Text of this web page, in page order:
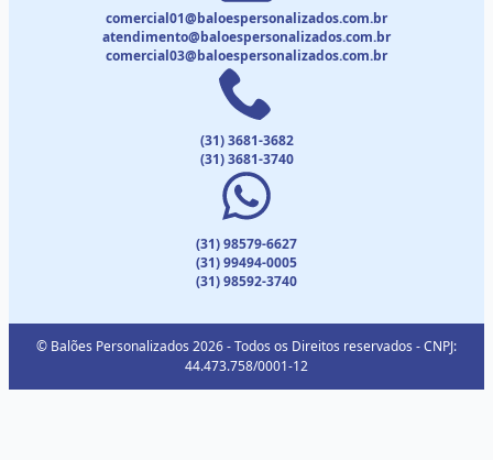
comercial01@baloespersonalizados.com.br
atendimento@baloespersonalizados.com.br
comercial03@baloespersonalizados.com.br
(31) 3681-3682
(31) 3681-3740
(31) 98579-6627
(31) 99494-0005
(31) 98592-3740
© Balões Personalizados 2026 - Todos os Direitos reservados - CNPJ:
44.473.758/0001-12